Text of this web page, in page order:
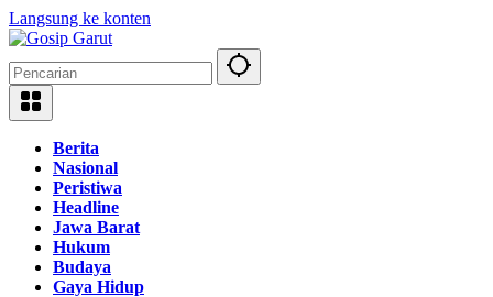
Langsung ke konten
Berita
Nasional
Peristiwa
Headline
Jawa Barat
Hukum
Budaya
Gaya Hidup